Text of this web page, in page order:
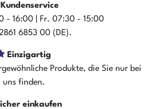
In den Warenkorb
Kundenservice
- 16:00 | Fr. 07:30 - 15:00
6853 00 (DE).
Einzigartig
Produkte, die Sie nur bei
uns finden.
einkaufen